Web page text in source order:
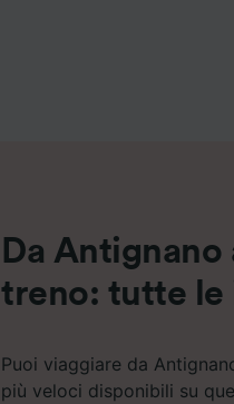
Da Antignano
treno: tutte le
Puoi viaggiare da
più veloci disponibili su